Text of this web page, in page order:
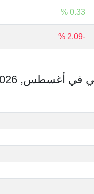
0.33 %
-2.09 %